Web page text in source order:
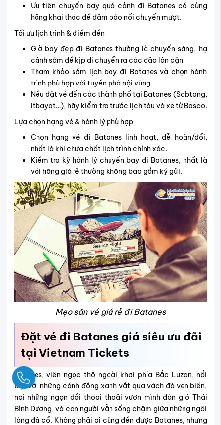
Ưu tiên chuyến bay quá cảnh đi Batanes có cùng
hãng khai thác để đảm bảo nối chuyến mượt.
Tối ưu lịch trình & điểm đến
Giờ bay đẹp đi Batanes thường là chuyến sáng, hạ
cánh sớm để kịp di chuyển ra các đảo lân cận.
Tham khảo sớm lịch bay đi Batanes và chọn hành
trình phù hợp với tuyến phà nội vùng.
Nếu đặt vé đến các thành phố tại Batanes (Sabtang,
Itbayat…), hãy kiểm tra trước lịch tàu và xe từ Basco.
Lựa chọn hạng vé & hành lý phù hợp
Chọn hạng vé đi Batanes linh hoạt, dễ hoàn/đổi,
nhất là khi chưa chốt lịch trình chính xác.
Kiểm tra kỹ hành lý chuyến bay đi Batanes, nhất là
với hãng giá rẻ thường không bao gồm ký gửi.
Mẹo săn vé giá rẻ đi Batanes
Đặt vé đi Batanes giá siêu ưu đãi
tại Vietnam Tickets
Batanes, viên ngọc thô ngoài khơi phía Bắc Luzon, nổi
bật với những cánh đồng xanh vắt qua vách đá ven biển,
nơi những ngọn đồi thoai thoải vươn mình đón gió Thái
Bình Dương, và con người vẫn sống chậm giữa những ngôi
làng đá cổ. Không phải ai cũng đến được Batanes, nhưng